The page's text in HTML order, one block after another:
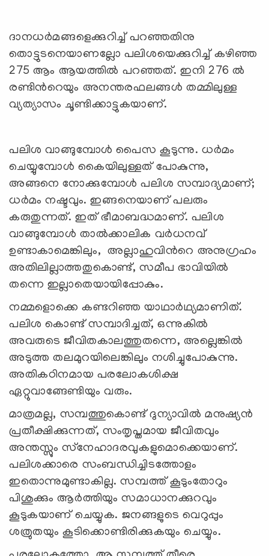
ദാനധര്‍മങ്ങളെക്കുറിച്ച് പറഞ്ഞതിനു
തൊട്ടുടനെയാണല്ലോ പലിശയെക്കുറിച്ച് കഴിഞ്ഞ
275 ആം ആയത്തില്‍ പറഞ്ഞത്. ഇനി 276 ല്‍
രണ്ടിന്‍റെയും അനന്തരഫലങ്ങള്‍ തമ്മിലുള്ള
വ്യത്യാസം ചൂണ്ടിക്കാട്ടുകയാണ്.
പലിശ വാങ്ങുമ്പോള്‍ പൈസ കൂടുന്നു. ധര്‍മം
ചെയ്യുമ്പോള്‍ കൈയിലുള്ളത് പോകുന്നു,
അങ്ങനെ നോക്കുമ്പോള്‍ പലിശ സമ്പാദ്യമാണ്;
ധര്‍മം നഷ്ടവും. ഇങ്ങനെയാണ് പലരും
കരുതുന്നത്. ഇത് ഭീമാബദ്ധമാണ്. പലിശ
വാങ്ങുമ്പോള്‍ താല്‍ക്കാലിക വര്‍ധനവ്
ഉണ്ടാകാമെങ്കിലും, അല്ലാഹുവിന്‍റെ അനുഗ്രഹം
അതിലില്ലാത്തതുകൊണ്ട്, സമീപ ഭാവിയില്‍
തന്നെ ഇല്ലാതെയായിപ്പോകും.
നമ്മളൊക്കെ കണ്ടറിഞ്ഞ യാഥാര്‍ഥ്യമാണിത്.
പലിശ കൊണ്ട് സമ്പാദിച്ചത്, ഒന്നുകില്‍
അവരുടെ ജീവിതകാലത്തുതന്നെ, അല്ലെങ്കില്‍
അടുത്ത തലമുറയിലെങ്കിലും നശിച്ചുപോകുന്നു.
അതികഠിനമായ പരലോകശിക്ഷ
ഏറ്റുവാങ്ങേണ്ടിയും വരും.
മാത്രമല്ല, സമ്പത്തുകൊണ്ട് ദുന്യാവില്‍ മനുഷ്യന്‍
പ്രതീക്ഷിക്കുന്നത്, സംതൃപ്തമായ ജീവിതവും
അന്തസ്സും സ്‌നേഹാദരവുകളുമൊക്കെയാണ്.
പലിശക്കാരെ സംബന്ധിച്ചിടത്തോളം
ഇതൊന്നുമുണ്ടാകില്ല. സമ്പത്ത് കൂടുംതോറും
പിശുക്കും ആര്‍ത്തിയും സമാധാനക്കുറവും
കൂടുകയാണ് ചെയ്യുക. ജനങ്ങളുടെ വെറുപ്പും
ശത്രുതയും കൂടിക്കൊണ്ടിരിക്കുകയും ചെയ്യും.